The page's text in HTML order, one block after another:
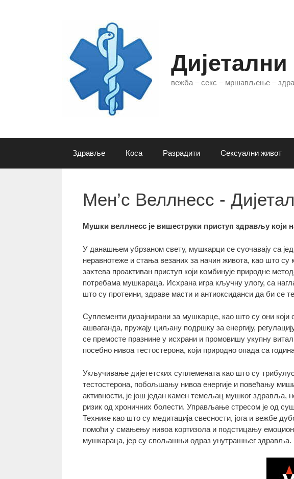
вежба – секс – мршављење –
Здравље Коса Разрадити Сексуални живот
Мен’с Веллнесс -
Мушки веллнесс је вишеструки приступ здрављу који
У данашњем убрзаном свету, мушкарци се суочавају са
неравнотеже и стања везаних за начин живота, као што
захтева проактиван приступ који комбинује природне
потребама мушкараца. Исхрана игра кључну улогу, са
што су протеини, здраве масти и антиоксиданси да би се
Суплементи дизајнирани за мушкарце, као што су они
ашваганда, пружају циљану подршку за енергију,
се премосте празнине у исхрани и промовишу укупну
посебно нивоа тестостерона, који природно опада са
Укључивање дијететских суплемената као што су
тестостерона, побољшању нивоа енергије и повећању
активности, је још један камен темељац мушког
ризик од хроничних болести. Управљање стресом је од
Технике као што су медитација свесности, јога и вежбе
помоћи у смањењу нивоа кортизола и подстицању
мушкараца, јер су спољашњи одраз унутрашњег здравља.